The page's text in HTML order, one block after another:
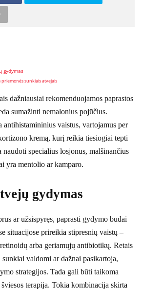
gydymas
priemonės sunkiais atvejais
dažniausiai rekomenduojamos paprastos
sumažinti nemalonius pojūčius.
vaistus, vartojamus per
kremą, kurį reikia tiesiogiai tepti
naudoti specialius losjonus, malšinančius
yra mentolio ar kamparo.
gydymas
ar užsispyręs, paprasti gydymo būdai
situacijose prireikia stipresnių vaistų –
arba geriamųjų antibiotikų. Retais
valdomi ar dažnai pasikartoja,
strategijos. Tada gali būti taikoma
terapija. Tokia kombinacija skirta